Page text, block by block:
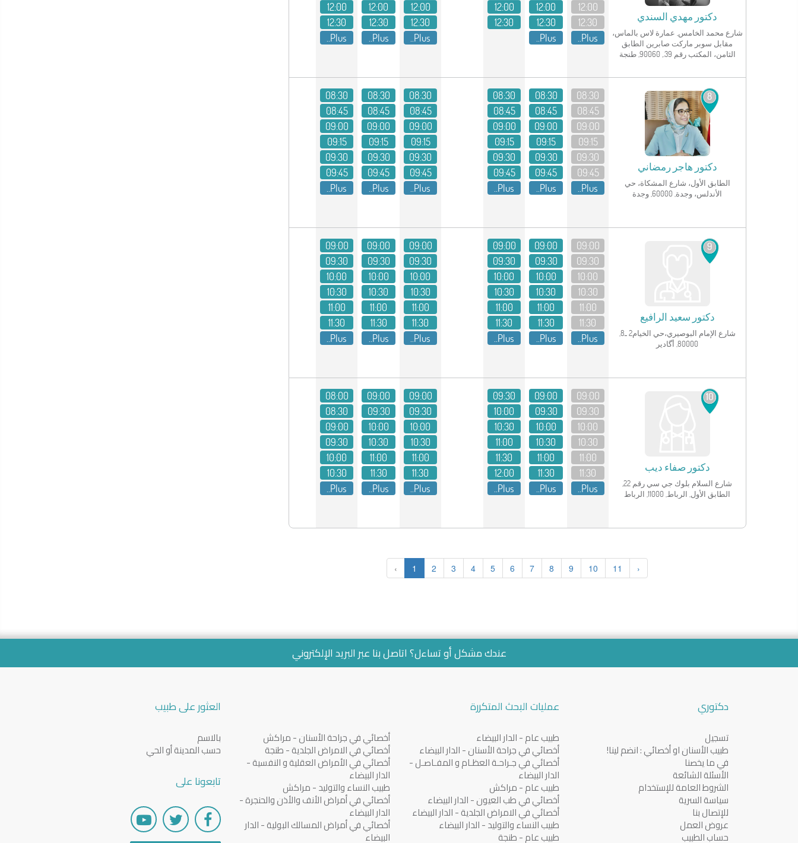
دكتور مهدي السندي
شارع محمد الخامس, عمارة لاس بالماس،
مقابل سوبر ماركت صابرين الطابق
الثامن، المكتب رقم 39., 90060, طنجة
12:00
12:30
Plus..
12:00
12:30
Plus..
12:00
12:30
12:00
12:30
Plus..
12:00
12:30
Plus..
12:00
12:30
Plus..
8
دكتور هاجر رمضاني
الطابق الأول، شارع المشكاة، حي
الأندلس، وجدة, 60000, وجدة
08:30
08:45
09:00
09:15
09:30
09:45
Plus..
08:30
08:45
09:00
09:15
09:30
09:45
Plus..
08:30
08:45
09:00
09:15
09:30
09:45
Plus..
08:30
08:45
09:00
09:15
09:30
09:45
Plus..
08:30
08:45
09:00
09:15
09:30
09:45
Plus..
08:30
08:45
09:00
09:15
09:30
09:45
Plus..
9
دكتور سعيد الرافيع
80000, أگادير
09:00
09:30
10:00
10:30
11:00
11:30
Plus..
09:00
09:30
10:00
10:30
11:00
11:30
Plus..
09:00
09:30
10:00
10:30
11:00
11:30
Plus..
09:00
09:30
10:00
10:30
11:00
11:30
Plus..
09:00
09:30
10:00
10:30
11:00
11:30
Plus..
09:00
09:30
10:00
10:30
11:00
11:30
Plus..
10
دكتورصفاء ديب
شارع السلام بلوك جي سي رقم 22,
الطابق الأول, الرباط, 11000, الرباط
09:00
09:30
10:00
10:30
11:00
11:30
Plus..
09:00
09:30
10:00
10:30
11:00
11:30
Plus..
09:30
10:00
10:30
11:00
11:30
12:00
Plus..
09:00
09:30
10:00
10:30
11:00
11:30
Plus..
09:00
09:30
10:00
10:30
11:00
11:30
Plus..
08:00
08:30
09:00
09:30
10:00
10:30
Plus..
‹ 1 2 3 4 5 6 7 8 9 10 11 ›
عندك مشكل أو تساءل؟ اتاصل بنا عبرالبريد الإلكتروني
دكتوري
تسجيل
طبيب الأسنان او أخصائي : انضم لينا!
في ما يخصنا
الأسئلة الشائعة
الشروط العامة للإستخدام
سياسة السرية
للإتصال بنا
عروض العمل
حساب الطبيب
عمليات البحث المتكررة
طبيب عام - الدار البيضاء
أخصائي في جراحة الأسنان - الدار البيضاء
أخصائي في جـراحـة العظـام و المفـاصـل -
الدار البيضاء
طبيب عام - مراكش
أخصائي في طب العيون - الدار البيضاء
أخصائي في الامراض الجلدية - الدار البيضاء
طبيب النساء والتوليد - الدار البيضاء
طبيب عام - طنجة
أخصائي في جراحة الأسنان - مراكش
أخصائي في الامراض الجلدية - طنجة
أخصائي في الأمراض العقلية و النفسية -
الدار البيضاء
طبيب النساء والتوليد - مراكش
أخصائي في أمراض الأنف والأذن والحنجرة -
الدار البيضاء
أخصائي في أمراض المسالك البولية - الدار
البيضاء
العثور على طبيب
بالاسم
حسب المدينة أو الحي
تابعونا على